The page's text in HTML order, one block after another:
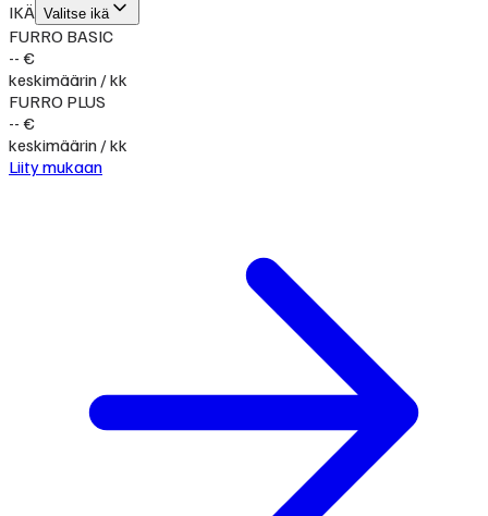
IKÄ Valitse ikä
FURRO BASIC
-- €
keskimäärin / kk
FURRO PLUS
-- €
keskimäärin / kk
Liity mukaan